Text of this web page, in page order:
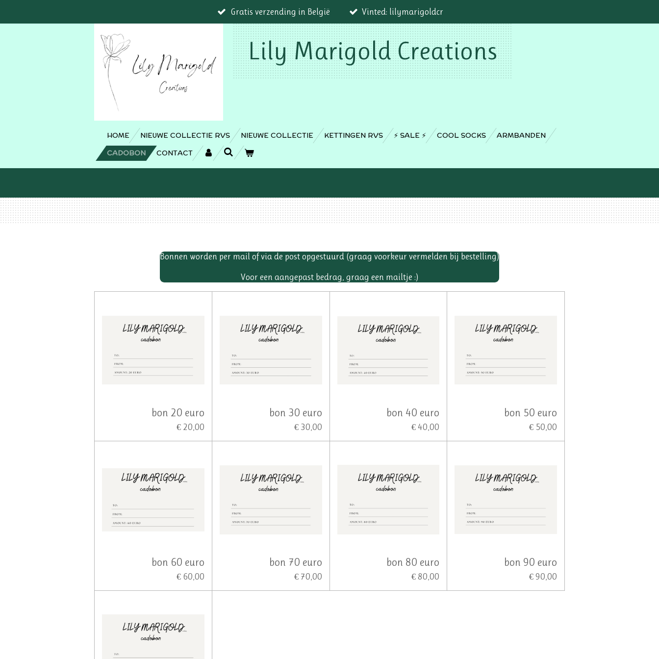
direct
Gratis verzending in België Vinted: lilymarigoldcr
Lily Marigold Creations
HOME NIEUWE COLLECTIE RVS NIEUWE COLLECTIE KETTINGEN RVS ⚡️ SALE ⚡️ COOL SOCKS
ARMBANDEN
CADOBON
CONTACT
Bonnen worden per mail of via de post opgestuurd (graag voorkeur vermelden bij bestelling)
Voor een aangepast bedrag, graag een mailtje :)
bon 20 euro
€ 20,00
bon 30 euro
€ 30,00
bon 40 euro
€ 40,00
bon 50 euro
€ 50,00
bon 60 euro
€ 60,00
bon 70 euro
€ 70,00
bon 80 euro
€ 80,00
bon 90 euro
€ 90,00